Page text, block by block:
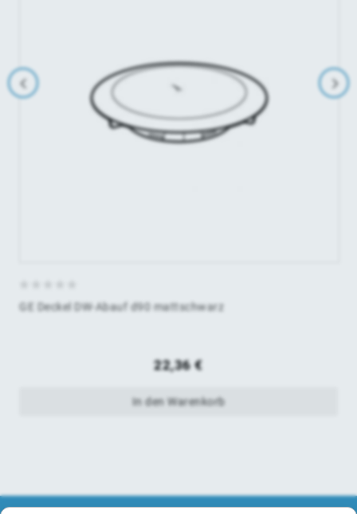
GE Deckel DW-Abauf d90 mattschwarz
22,36€
In den Warenkorb